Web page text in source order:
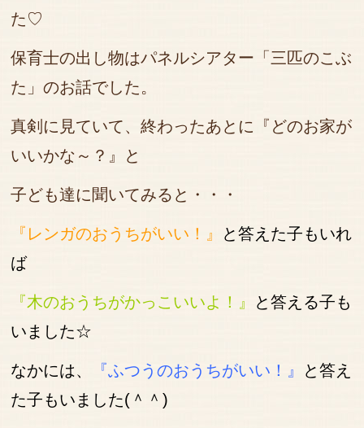
た♡
保育士の出し物はパネルシアター「三匹のこぶ
た」のお話でした。
真剣に見ていて、終わったあとに『どのお家が
いいかな～？』と
子ども達に聞いてみると・・・
『レンガのおうちがいい！』
と答えた子もいれ
ば
『木のおうちがかっこいいよ！』
と答える子も
いました☆
なかには、 『ふつうのおうちがいい！』
と答え
た子もいました(＾＾)